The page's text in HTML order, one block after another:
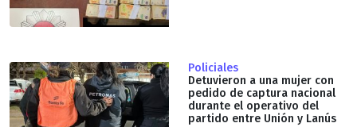
Policiales
Detuvieron a una mujer con
pedido de captura nacional
durante el operativo del
partido entre Unión y Lanús